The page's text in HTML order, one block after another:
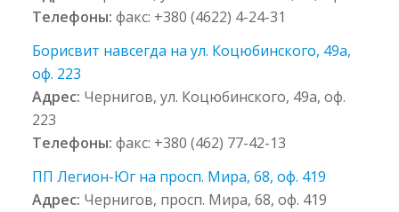
Телефоны:факс: +380 (4622) 4-24-31
Борисвит навсегда на ул. Коцюбинского, 49а,
оф. 223
Адрес: Чернигов, ул. Коцюбинского, 49а, оф.
223
Телефоны:факс: +380 (462) 77-42-13
ПП Легион-Юг на просп. Мира, 68, оф. 419
Адрес: Чернигов, просп. Мира, 68, оф. 419